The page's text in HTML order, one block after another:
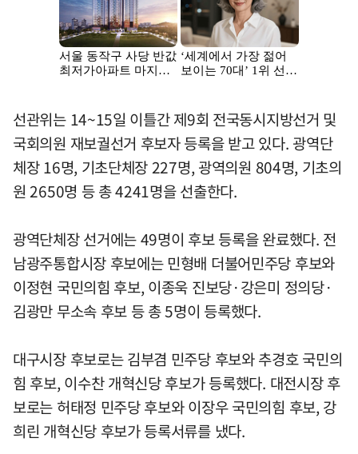
선관위는 14~15일 이틀간 제9회 전국동시지방선거 및
국회의원 재보궐선거 후보자 등록을 받고 있다. 광역단
체장 16명, 기초단체장 227명, 광역의원 804명, 기초의
원 2650명 등 총 4241명을 선출한다.
광역단체장 선거에는 49명이 후보 등록을 완료했다. 전
남광주통합시장 후보에는 민형배 더불어민주당 후보와
이정현 국민의힘 후보, 이종욱 진보당·강은미 정의당·
김광만 무소속 후보 등 총 5명이 등록했다.
대구시장 후보로는 김부겸 민주당 후보와 추경호 국민의
힘 후보, 이수찬 개혁신당 후보가 등록했다. 대전시장 후
보로는 허태정 민주당 후보와 이장우 국민의힘 후보, 강
희린 개혁신당 후보가 등록서류를 냈다.